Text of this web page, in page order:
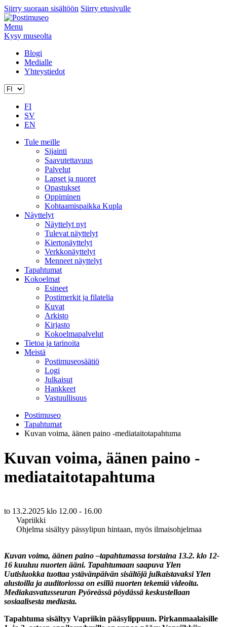
Siirry suoraan sisältöön Siirry etusivulle
Menu
Kysy museolta
Blogi
Medialle
Yhteystiedot
FI
SV
EN
Tule meille
Sijainti
Saavutettavuus
Palvelut
Lapset ja nuoret
Opastukset
Oppiminen
Kohtaamispaikka Kupla
Näyttelyt
Näyttelyt nyt
Tulevat näyttelyt
Kiertonäyttelyt
Verkkonäyttelyt
Menneet näyttelyt
Tapahtumat
Kokoelmat
Esineet
Postimerkit ja filatelia
Kuvat
Arkisto
Kirjasto
Kokoelmapalvelut
Tietoa ja tarinoita
Meistä
Postimuseosäätiö
Logi
Julkaisut
Hankkeet
Vastuullisuus
Postimuseo
Tapahtumat
Kuvan voima, äänen paino -mediataitotapahtuma
Kuvan voima, äänen paino -
mediataitotapahtuma
to 13.2.2025 klo 12.00 - 16.00
Vapriikki
Ohjelma sisältyy pässylipun hintaan, myös ilmaisohjelmaa
Kuvan voima, äänen paino –tapahtumassa torstaina 13.2. klo 12-
16 kuuluu nuorten ääni. Tapahtumaan saapuva Ylen
Uutisluokka tuottaa ystävänpäivän sisältöjä julkaistavaksi Ylen
alustoilla ja auditoriossa on esillä nuorten tekemiä videoita.
Mediakasvatusseuran Pyöreässä pöydässä keskustellaan
sosiaalisesta mediasta.
Tapahtuma sisältyy Vapriikin pääsylippuun. Pirkanmaalaisille